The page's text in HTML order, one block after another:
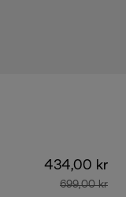
434,00 kr
699,00 kr